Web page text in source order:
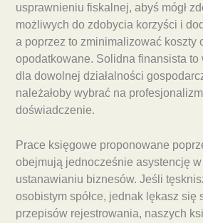
usprawnieniu fiskalnej, abyś mógł
możliwych do zdobycia korzyści i
a poprzez to zminimalizować koszty
opodatkowane. Solidna finansista to
dla dowolnej działalności
należałoby wybrać na
doświadczenie.
Prace księgowe proponowane
obejmują jednocześnie asystencję
ustanawianiu biznesów. Jeśli
osobistym spółce, jednak lękasz się
przepisów rejestrowania, naszych